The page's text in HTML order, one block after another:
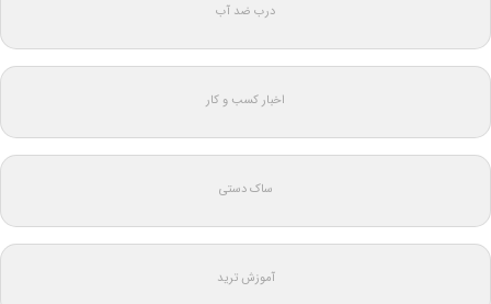
درب ضد آب
اخبار کسب و کار
ساک دستی
آموزش ترید